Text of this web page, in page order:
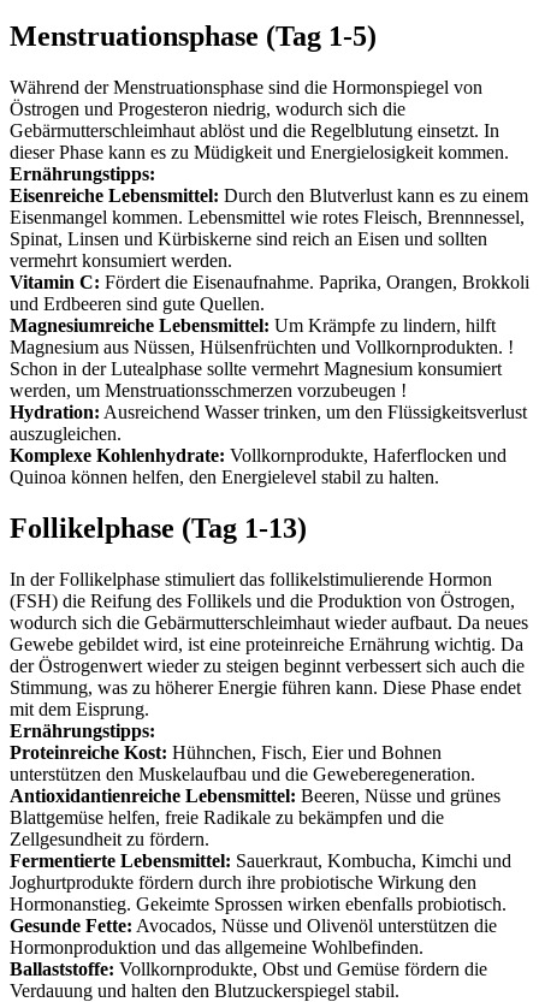
Menstruationsphase (Tag 1-5)
Während der Menstruationsphase sind die Hormonspiegel von
Östrogen und Progesteron niedrig, wodurch sich die
Gebärmutterschleimhaut ablöst und die Regelblutung einsetzt. In
dieser Phase kann es zu Müdigkeit und Energielosigkeit kommen.
Ernährungstipps:
Eisenreiche Lebensmittel: Durch den Blutverlust kann es zu einem
Eisenmangel kommen. Lebensmittel wie rotes Fleisch, Brennnessel,
Spinat, Linsen und Kürbiskerne sind reich an Eisen und sollten
vermehrt konsumiert werden.
Vitamin C: Fördert die Eisenaufnahme. Paprika, Orangen, Brokkoli
und Erdbeeren sind gute Quellen.
Magnesiumreiche Lebensmittel: Um Krämpfe zu lindern, hilft
Magnesium aus Nüssen, Hülsenfrüchten und Vollkornprodukten. !
Schon in der Lutealphase sollte vermehrt Magnesium konsumiert
werden, um Menstruationsschmerzen vorzubeugen !
Hydration: Ausreichend Wasser trinken, um den Flüssigkeitsverlust
auszugleichen.
Komplexe Kohlenhydrate: Vollkornprodukte, Haferflocken und
Quinoa können helfen, den Energielevel stabil zu halten.
Follikelphase (Tag 1-13)
In der Follikelphase stimuliert das follikelstimulierende Hormon
(FSH) die Reifung des Follikels und die Produktion von Östrogen,
wodurch sich die Gebärmutterschleimhaut wieder aufbaut. Da neues
Gewebe gebildet wird, ist eine proteinreiche Ernährung wichtig. Da
der Östrogenwert wieder zu steigen beginnt verbessert sich auch die
Stimmung, was zu höherer Energie führen kann. Diese Phase endet
mit dem Eisprung.
Ernährungstipps:
Proteinreiche Kost: Hühnchen, Fisch, Eier und Bohnen
unterstützen den Muskelaufbau und die Geweberegeneration.
Antioxidantienreiche Lebensmittel: Beeren, Nüsse und grünes
Blattgemüse helfen, freie Radikale zu bekämpfen und die
Zellgesundheit zu fördern.
Fermentierte Lebensmittel: Sauerkraut, Kombucha, Kimchi und
Joghurtprodukte fördern durch ihre probiotische Wirkung den
Hormonanstieg. Gekeimte Sprossen wirken ebenfalls probiotisch.
Gesunde Fette: Avocados, Nüsse und Olivenöl unterstützen die
Hormonproduktion und das allgemeine Wohlbefinden.
Ballaststoffe: Vollkornprodukte, Obst und Gemüse fördern die
Verdauung und halten den Blutzuckerspiegel stabil.